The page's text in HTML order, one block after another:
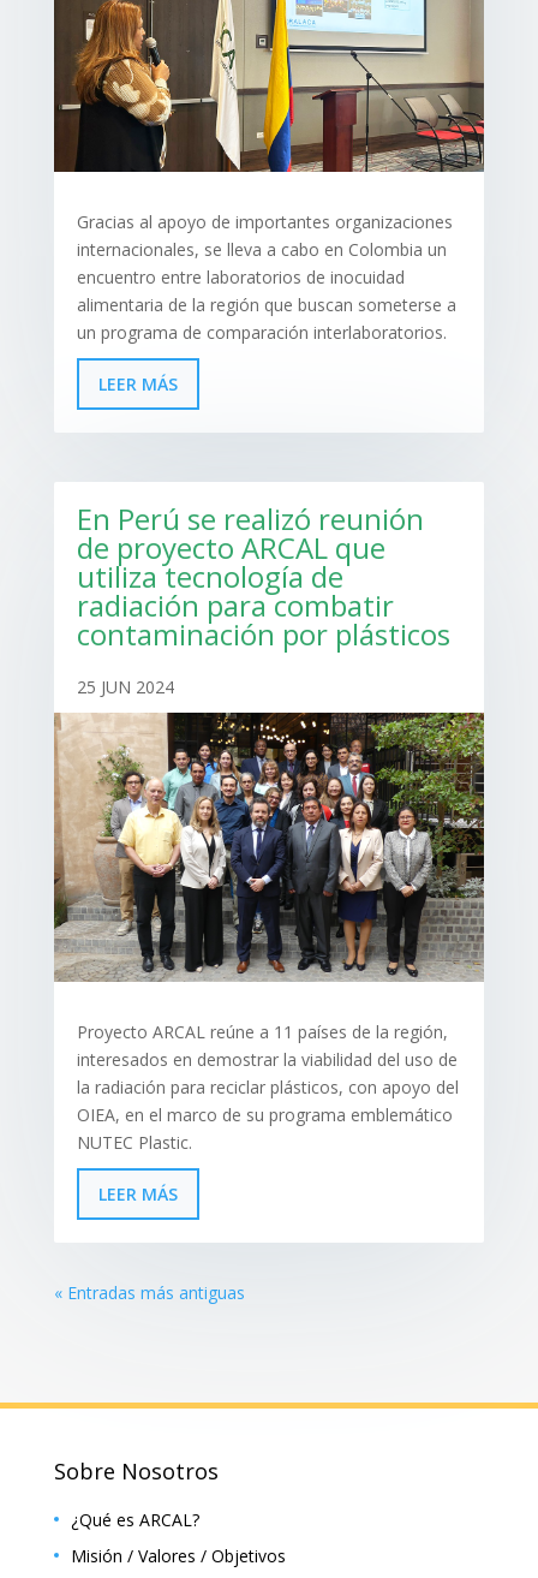
Gracias al apoyo de importantes organizaciones
internacionales, se lleva a cabo en Colombia un
encuentro entre laboratorios de inocuidad
alimentaria de la región que buscan someterse a
un programa de comparación interlaboratorios.
LEER MÁS
En Perú se realizó reunión
de proyecto ARCAL que
utiliza tecnología de
radiación para combatir
contaminación por plásticos
25 JUN 2024
Proyecto ARCAL reúne a 11 países de la región,
interesados en demostrar la viabilidad del uso de
la radiación para reciclar plásticos, con apoyo del
OIEA, en el marco de su programa emblemático
NUTEC Plastic.
LEER MÁS
« Entradas más antiguas
Sobre Nosotros
¿Qué es ARCAL?
Misión / Valores / Objetivos